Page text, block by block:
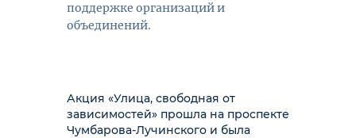
поддержке организаций и
объединений.
Акция «Улица, свободная от
зависимостей» прошла на проспекте
Чумбарова-Лучинского и была